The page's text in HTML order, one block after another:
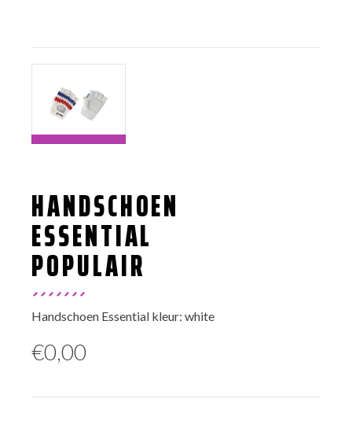
HANDSCHOEN
ESSENTIAL
POPULAIR
Handschoen Essential kleur: white
€0,00